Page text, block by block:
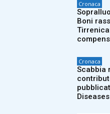
Cronaca
Boni
Cronaca
Scabbia
Diseases